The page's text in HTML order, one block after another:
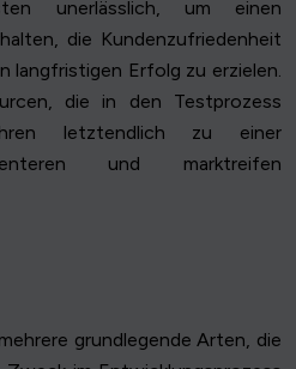
unerlässlich, um einen
die Kundenzufriedenheit
langfristigen Erfolg zu erzielen.
die in den Testprozess
letztendlich zu einer
und marktreifen
grundlegende Arten, die